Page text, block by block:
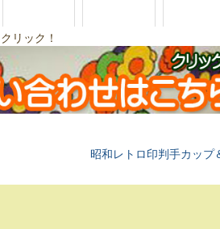
クリック！
昭和レトロ印判手カップ